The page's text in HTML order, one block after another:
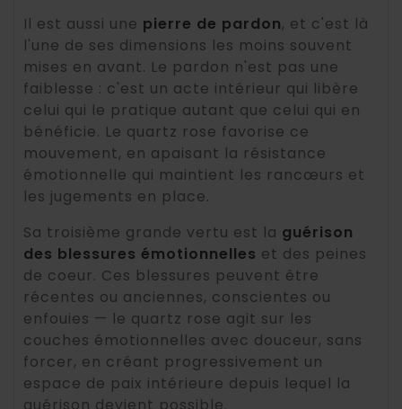
Il est aussi une pierre de pardon, et c'est là
l'une de ses dimensions les moins souvent
mises en avant. Le pardon n'est pas une
faiblesse : c'est un acte intérieur qui libère
celui qui le pratique autant que celui qui en
bénéficie. Le quartz rose favorise ce
mouvement, en apaisant la résistance
émotionnelle qui maintient les rancœurs et
les jugements en place.
Sa troisième grande vertu est la guérison
des blessures émotionnelles et des peines
de coeur. Ces blessures peuvent être
récentes ou anciennes, conscientes ou
enfouies — le quartz rose agit sur les
couches émotionnelles avec douceur, sans
forcer, en créant progressivement un
espace de paix intérieure depuis lequel la